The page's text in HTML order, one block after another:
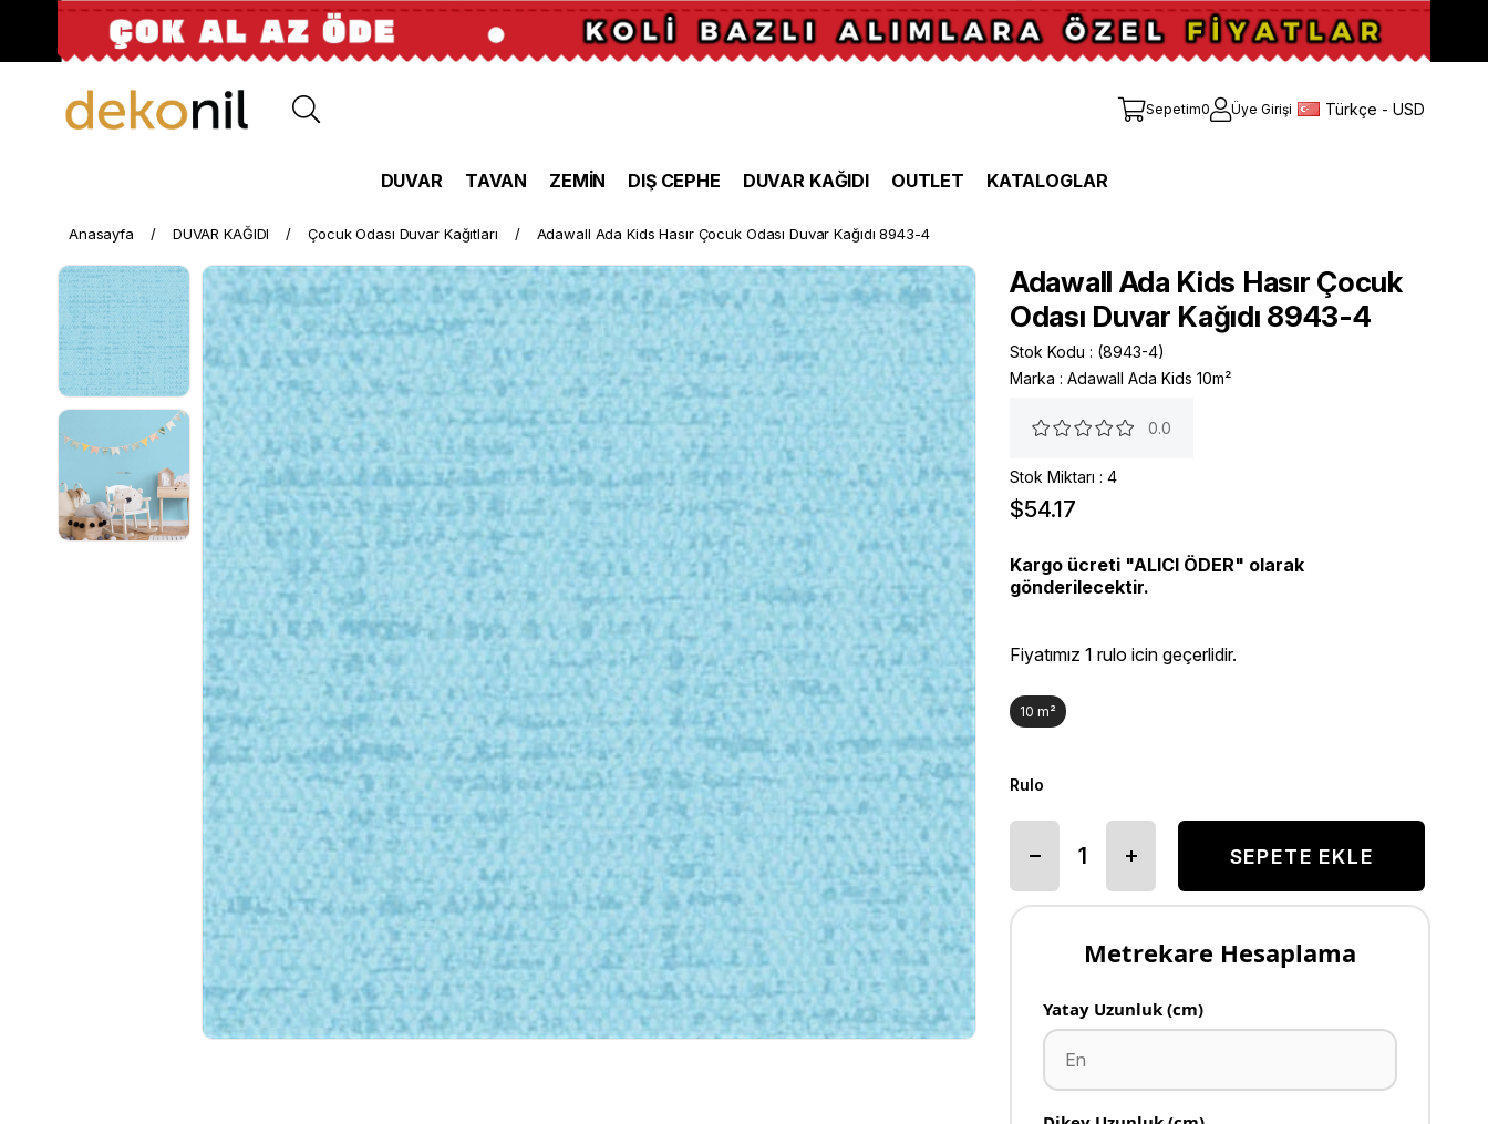
Sepetim0 Üye Girişi Türkçe - USD
DUVAR TAVAN ZEMİN DIŞ CEPHE DUVAR KAĞIDI OUTLET KATALOGLAR
Anasayfa DUVAR KAĞIDI Çocuk Odası Duvar Kağıtları Adawall Ada Kids Hasır Çocuk Odası Duvar Kağıdı 8943-4
Adawall Ada Kids Hasır Çocuk
Odası Duvar Kağıdı 8943-4
Stok Kodu
(8943-4)
Marka : Adawall Ada Kids 10m²
0.0
Stok Miktarı : 4
$54.17
Kargo ücreti "ALICI ÖDER" olarak
gönderilecektir.
Fiyatımız 1 rulo icin geçerlidir.
10 m²
Rulo
Metrekare Hesaplama
Yatay Uzunluk (cm)